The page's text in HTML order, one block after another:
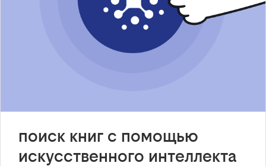
поиск книг с помощью
искусственного интеллекта